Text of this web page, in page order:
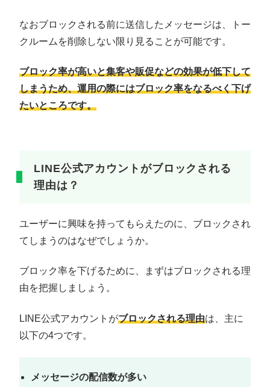
なおブロックされる前に送信したメッセージは、トー
クルームを削除しない限り見ることが可能です。
ブロック率が高いと集客や販促などの効果が低下して
しまうため、運用の際にはブロック率をなるべく下げ
たいところです。
LINE公式アカウントがブロックされる
理由は？
ユーザーに興味を持ってもらえたのに、ブロックされ
てしまうのはなぜでしょうか。
ブロック率を下げるために、まずはブロックされる理
由を把握しましょう。
LINE公式アカウントがブロックされる理由は、主に
以下の4つです。
メッセージの配信数が多い